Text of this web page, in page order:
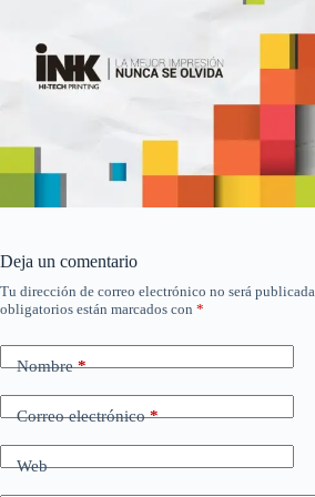
Deja un comentario
Tu dirección de correo electrónico no será publicada.
obligatorios están marcados con *
Nombre*
Correo electrónico*
Web